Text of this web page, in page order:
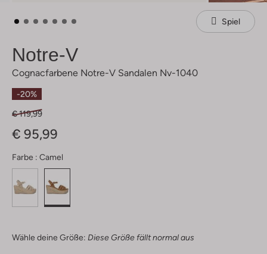
Spiel
Notre-V
Cognacfarbene Notre-V Sandalen Nv-1040
-20%
€ 119,99
€ 95,99
Farbe : Camel
Wähle deine Größe: Diese Größe fällt normal aus